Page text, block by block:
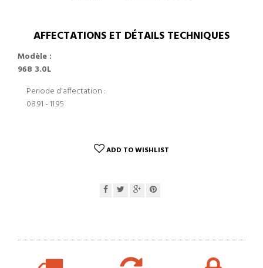
AFFECTATIONS ET DÉTAILS TECHNIQUES
Modèle :
968 3.0L
Periode d'affectation :
08.91 - 11.95
ADD TO WISHLIST